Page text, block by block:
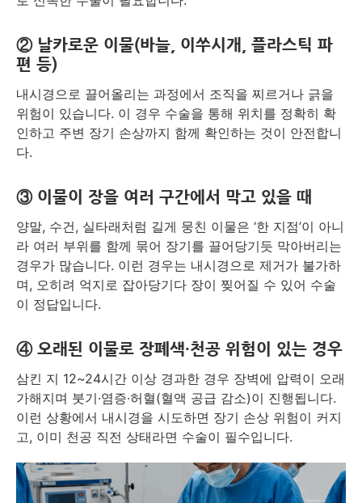
② 날카로운 이물(바늘, 이쑤시개, 플라스틱 파
편 등)
내시경으로 끌어올리는 과정에서 조직을 찌르거나 긁을
위험이 있습니다. 이 경우 수술을 통해 위치를 정확히 확
인하고 주변 장기 손상까지 함께 확인하는 것이 안전합니
다.
③ 이물이 장을 여러 구간에서 막고 있을 때
양말, 수건, 실타래처럼 길게 뭉친 이물은 ‘한 지점’이 아니
라 여러 부위를 함께 묶어 장기를 끌어당기듯 막아버리는
경우가 많습니다. 이런 경우는 내시경으로 제거가 불가하
며, 오히려 억지로 잡아당기다 장이 찢어질 수 있어 수술
이 정답입니다.
④ 오래된 이물로 장폐색·천공 위험이 있는 경우
삼킨 지 12~24시간 이상 경과한 경우 장벽에 압력이 오래
가해지며 붓기·염증·허혈(혈액 공급 감소)이 진행됩니다.
이런 상황에서 내시경을 시도하면 장기 손상 위험이 커지
고, 이미 천공 직전 상태라면 수술이 필수입니다.